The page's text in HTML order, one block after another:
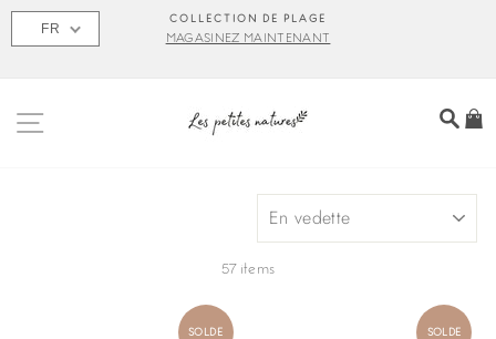
Passer
COLLECTION DE PLAGE
MAGASINEZ MAINTENANT
57 items
SOLDE SOLDE
FR